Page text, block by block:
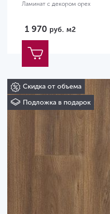
Ламинат с декором орех
1 970 руб. м2
Скидка от объема
Подложка в подарок